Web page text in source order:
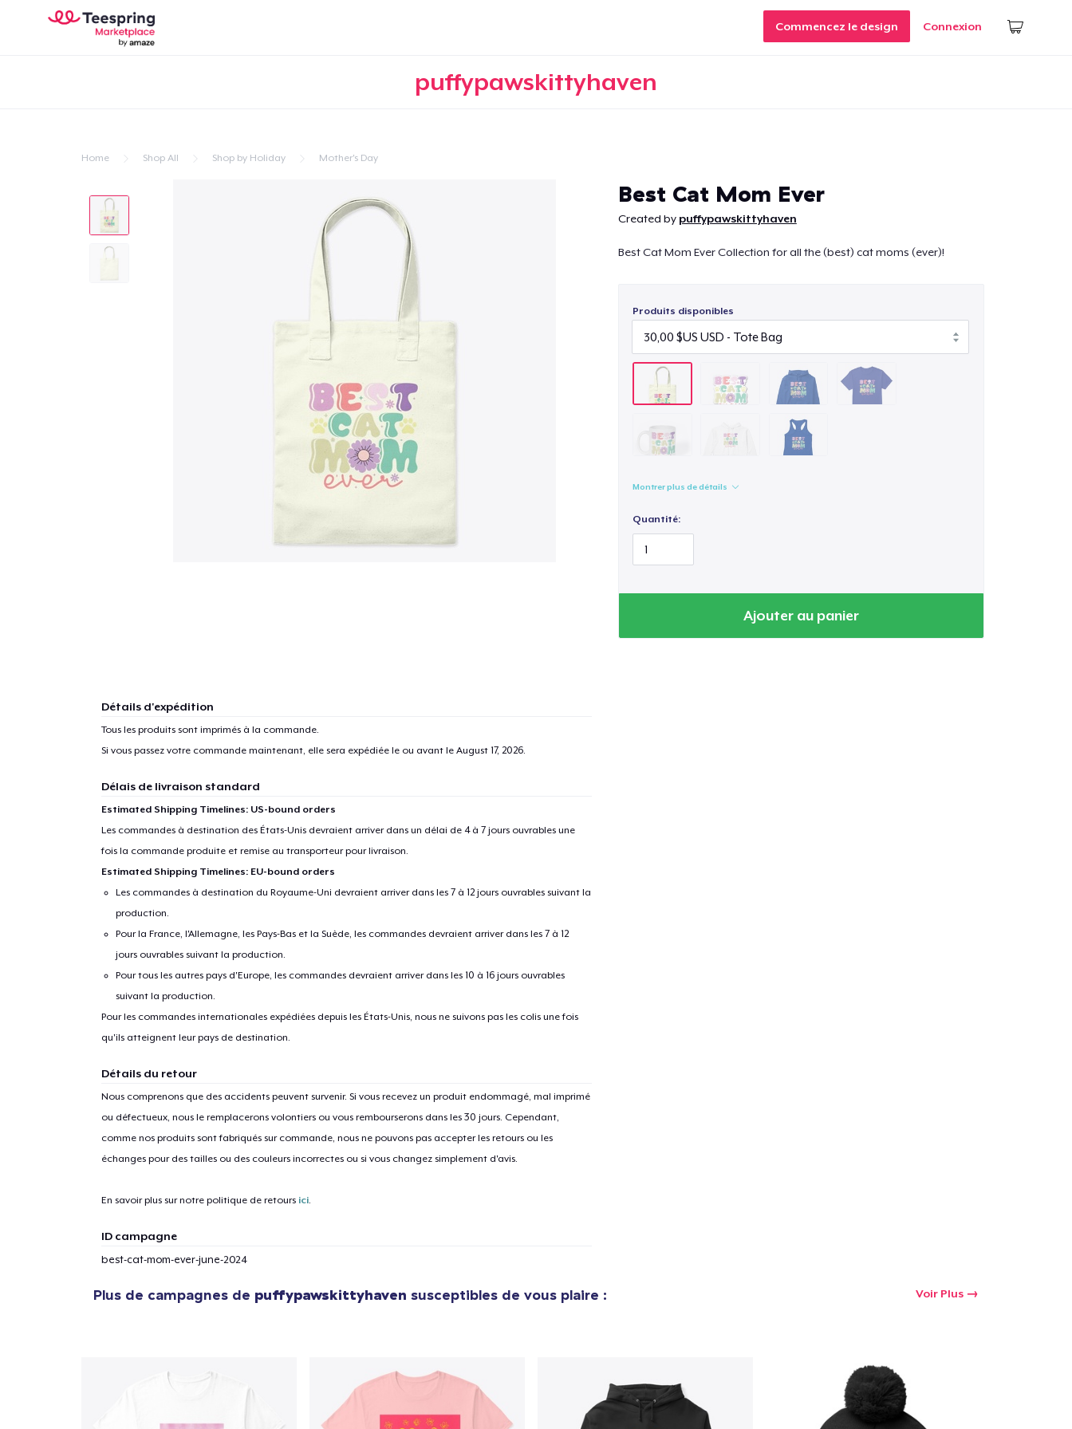
Commencez le design Connexion
puffypawskittyhaven
Home Shop All Shop by Holiday Mother's Day
Best Cat Mom Ever
Created by puffypawskittyhaven
Best Cat Mom Ever Collection for all the (best) cat moms (ever)!
Produits disponibles
Montrer plus de détails
Quantité:
Ajouter au panier
Détails d'expédition
Tous les produits sont imprimés à la commande.
Si vous passez votre commande maintenant, elle sera expédiée le ou avant le August 17, 2026.
Délais de livraison standard
Estimated Shipping Timelines: US-bound orders
Les commandes à destination des États-Unis devraient arriver dans un délai de 4 à 7 jours ouvrables une
fois la commande produite et remise au transporteur pour livraison.
Estimated Shipping Timelines: EU-bound orders
Les commandes à destination du Royaume-Uni devraient arriver dans les 7 à 12 jours ouvrables suivant la
production.
Pour la France, l'Allemagne, les Pays-Bas et la Suède, les commandes devraient arriver dans les 7 à 12
jours ouvrables suivant la production.
Pour tous les autres pays d'Europe, les commandes devraient arriver dans les 10 à 16 jours ouvrables
suivant la production.
Pour les commandes internationales expédiées depuis les États-Unis, nous ne suivons pas les colis une fois
qu'ils atteignent leur pays de destination.
Détails du retour
Nous comprenons que des accidents peuvent survenir. Si vous recevez un produit endommagé, mal imprimé
ou défectueux, nous le remplacerons volontiers ou vous rembourserons dans les 30 jours. Cependant,
comme nos produits sont fabriqués sur commande, nous ne pouvons pas accepter les retours ou les
échanges pour des tailles ou des couleurs incorrectes ou si vous changez simplement d'avis.
En savoir plus sur notre politique de retours ici.
ID campagne
best-cat-mom-ever-june-2024
Plus de campagnes de puffypawskittyhaven susceptibles de vous plaire : Voir Plus
1article ajouté au Panier
Die Cut Sticker